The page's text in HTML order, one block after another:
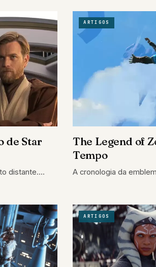
Famosos
Livros
Tecnologia
de Star
distante....
ARTIGOS
The Legend of
Tempo
A cronologia da
ARTIGOS